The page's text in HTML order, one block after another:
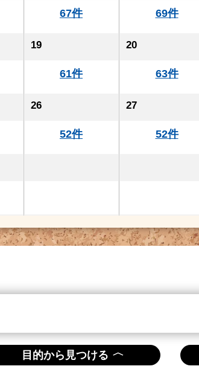
67件 69件
19
61件
20
63件
26
52件
27
52件
目的から見つける 〈